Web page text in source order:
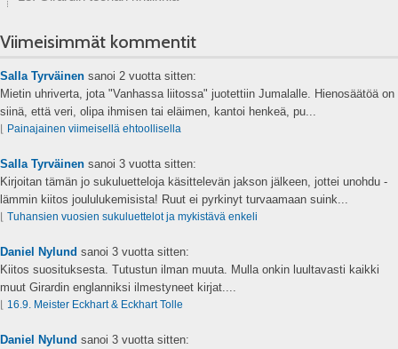
Viimeisimmät kommentit
Salla Tyrväinen sanoi 2 vuotta sitten:
Mietin uhriverta, jota "Vanhassa liitossa" juotettiin Jumalalle. Hienosäätöä on
siinä, että veri, olipa ihmisen tai eläimen, kantoi henkeä, pu...
Painajainen viimeisellä ehtoollisella
Salla Tyrväinen sanoi 3 vuotta sitten:
Kirjoitan tämän jo sukuluetteloja käsittelevän jakson jälkeen, jottei unohdu -
lämmin kiitos joululukemisista! Ruut ei pyrkinyt turvaamaan suink...
Tuhansien vuosien sukuluettelot ja mykistävä enkeli
Daniel Nylund sanoi 3 vuotta sitten:
Kiitos suosituksesta. Tutustun ilman muuta. Mulla onkin luultavasti kaikki
muut Girardin englanniksi ilmestyneet kirjat....
16.9. Meister Eckhart & Eckhart Tolle
Daniel Nylund sanoi 3 vuotta sitten: